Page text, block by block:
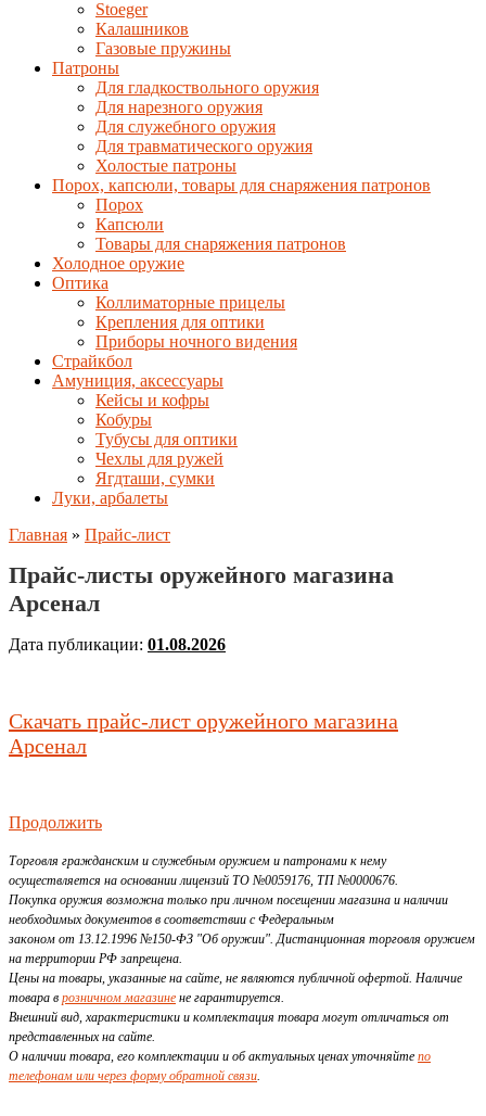
Stoeger
Калашников
Газовые пружины
Патроны
Для гладкоствольного оружия
Для нарезного оружия
Для служебного оружия
Для травматического оружия
Холостые патроны
Порох, капсюли, товары для снаряжения патронов
Порох
Капсюли
Товары для снаряжения патронов
Холодное оружие
Оптика
Коллиматорные прицелы
Крепления для оптики
Приборы ночного видения
Страйкбол
Амуниция, аксессуары
Кейсы и кофры
Кобуры
Тубусы для оптики
Чехлы для ружей
Ягдташи, сумки
Луки, арбалеты
Главная » Прайс-лист
Прайс-листы оружейного магазина
Арсенал
Дата публикации: 01.08.2026
Скачать прайс-лист оружейного магазина
Арсенал
Продолжить
Торговля гражданским и служебным оружием и патронами к нему
осуществляется на основании лицензий ТО №0059176, ТП №0000676.
Покупка оружия возможна только при личном посещении магазина и наличии
необходимых документов в соответствии с Федеральным
законом от 13.12.1996 №150-ФЗ "Об оружии". Дистанционная торговля оружием
на территории РФ запрещена.
Цены на товары, указанные на сайте, не являются публичной офертой. Наличие
товара в розничном магазине не гарантируется.
Внешний вид, характеристики и комплектация товара могут отличаться от
представленных на сайте.
О наличии товара, его комплектации и об актуальных ценах уточняйте по
телефонам или через форму обратной связи